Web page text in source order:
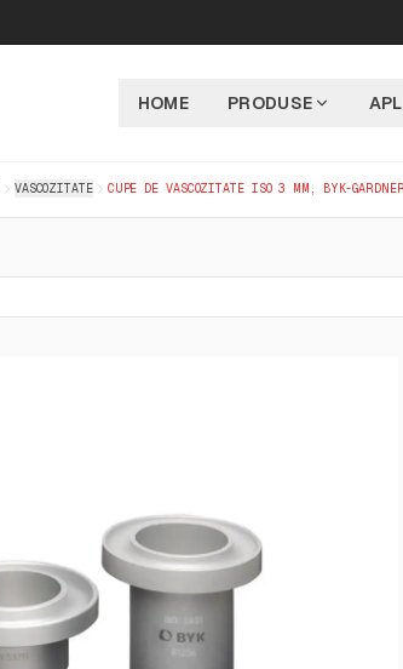
HOME PRODUSE
VASCOZITATE CUPE DE VASCOZITATE ISO 3 MM, BYK-GARDNER